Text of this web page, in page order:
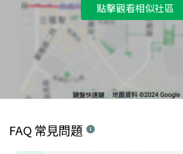
點擊觀看相似社區
FAQ 常見問題